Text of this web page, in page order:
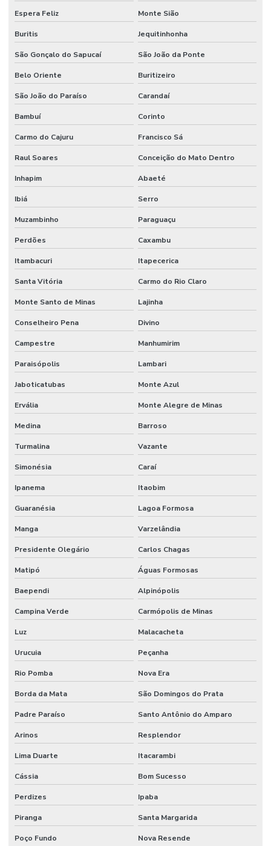
Espera Feliz Monte Sião
Buritis Jequitinhonha
São Gonçalo do Sapucaí São João da Ponte
Belo Oriente Buritizeiro
São João do Paraíso Carandaí
Bambuí Corinto
Carmo do Cajuru Francisco Sá
Raul Soares Conceição do Mato Dentro
Inhapim Abaeté
Ibiá Serro
Muzambinho Paraguaçu
Perdões Caxambu
Itambacuri Itapecerica
Santa Vitória Carmo do Rio Claro
Monte Santo de Minas Lajinha
Conselheiro Pena Divino
Campestre Manhumirim
Paraisópolis Lambari
Jaboticatubas Monte Azul
Ervália Monte Alegre de Minas
Medina Barroso
Turmalina Vazante
Simonésia Caraí
Ipanema Itaobim
Guaranésia Lagoa Formosa
Manga Varzelândia
Presidente Olegário Carlos Chagas
Matipó Águas Formosas
Baependi Alpinópolis
Campina Verde Carmópolis de Minas
Luz Malacacheta
Urucuia Peçanha
Rio Pomba Nova Era
Borda da Mata São Domingos do Prata
Padre Paraíso Santo Antônio do Amparo
Arinos Resplendor
Lima Duarte Itacarambi
Cássia Bom Sucesso
Perdizes Ipaba
Piranga Santa Margarida
Poço Fundo Nova Resende